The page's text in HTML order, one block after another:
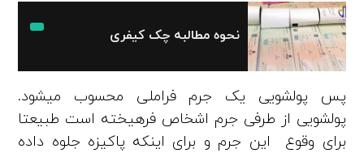
نحوه مطالبه چک کیفری
پس پولشویی یک جرم فراملی محسوب میشود.
پولشویی از طرفی جرم اشخاص فرهیخته است طبیعتا
برای وقوع این جرم و برای اینکه پاکیزه جلوه داده